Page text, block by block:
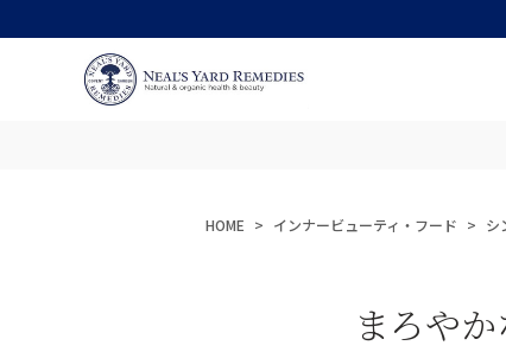
HOME インナービューティ・フード シ
まろや